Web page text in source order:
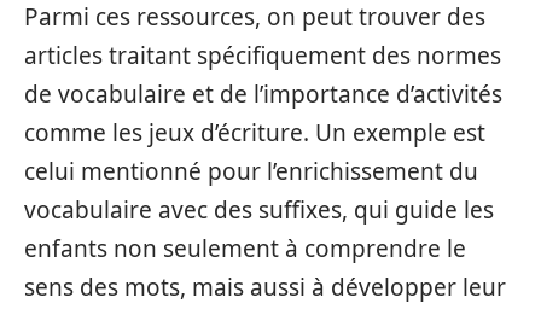
Parmi ces ressources, on peut trouver des
articles traitant spécifiquement des normes
de vocabulaire et de l’importance d’activités
comme les jeux d’écriture. Un exemple est
celui mentionné pour l’enrichissement du
vocabulaire avec des suffixes, qui guide les
enfants non seulement à comprendre le
sens des mots, mais aussi à développer leur